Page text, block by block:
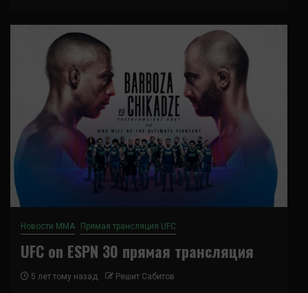
Новости ММА Прямая трансляция UFC
UFC on ESPN 30 прямая трансляция
5 лет тому назад Решит Сабитов